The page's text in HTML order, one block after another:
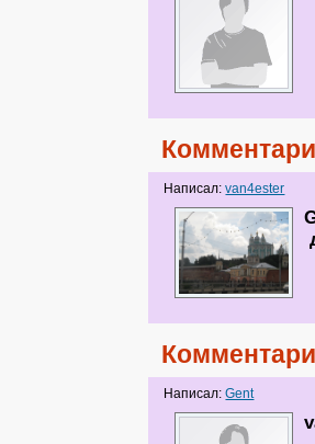
Написал:van4ester
Написал:Gent